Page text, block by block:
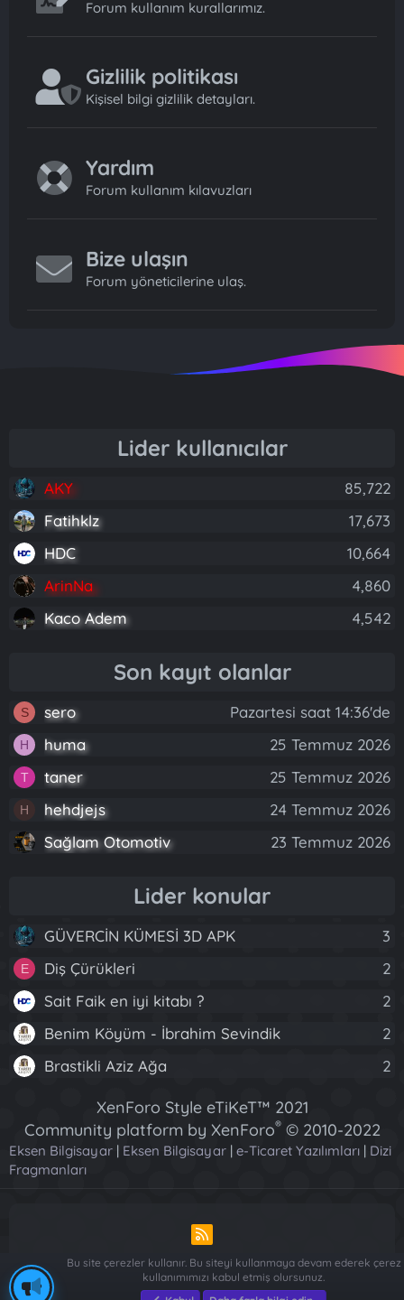
Forum kullanım kurallarımız.
Gizlilik politikası
Kişisel bilgi gizlilik detayları.
Yardım
Forum kullanım kılavuzları
Bize ulaşın
Forum yöneticilerine ulaş.
Lider kullanıcılar
AKY
85,722
Fatihklz
17,673
HDC
10,664
ArinNa
4,860
Kaco Adem
4,542
Son kayıt olanlar
S sero Pazartesi saat 14:36'de
H huma 25 Temmuz 2026
T taner 25 Temmuz 2026
H hehdjejs
24 Temmuz 2026
Sağlam Otomotiv
23 Temmuz 2026
Lider konular
GÜVERCİN KÜMESİ 3D APK 3
E Diş Çürükleri
2
Sait Faik en iyi kitabı ?
2
Benim Köyüm - İbrahim Sevindik
2
Brastikli Aziz Ağa
2
XenForo Style eTiKeT™ 2021
Community platform by XenForo® © 2010-2022
XenForo Ltd.
[XGT] Forum statistics system
Eksen Bilgisayar | Eksen Bilgisayar | e-Ticaret Yazılımları | Dizi
Fragmanları
R
S
Piese Auto Dacia Arges-Piese Auto Dacia Arges-Renault ve
Bu site çerezler kullanır. Bu siteyi kullanmaya devam ederek çerez
kullanımımızı kabul etmiş olursunuz.